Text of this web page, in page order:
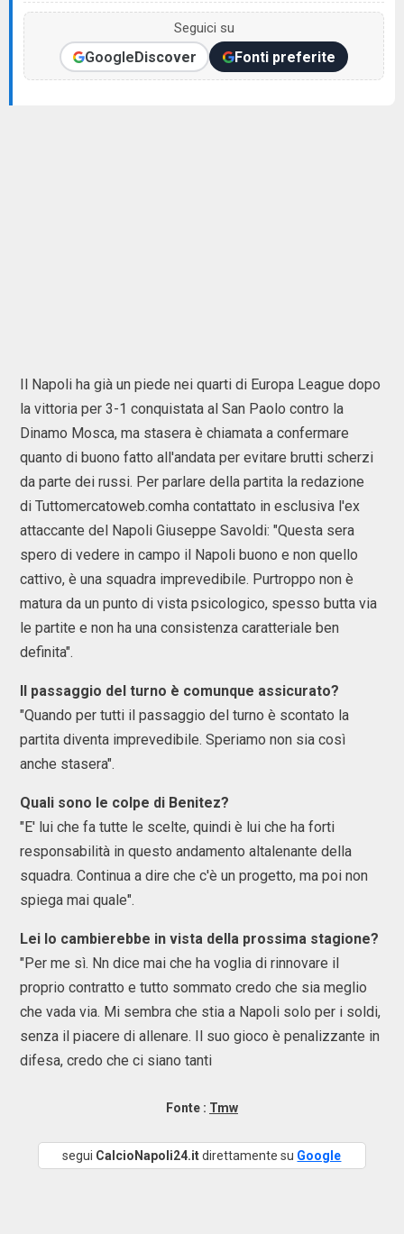
Seguici su
GoogleDiscover Fonti preferite
Il Napoli ha già un piede nei quarti di Europa League dopo
la vittoria per 3-1 conquistata al San Paolo contro la
Dinamo Mosca, ma stasera è chiamata a confermare
quanto di buono fatto all'andata per evitare brutti scherzi
da parte dei russi. Per parlare della partita la redazione
di Tuttomercatoweb.comha contattato in esclusiva l'ex
attaccante del Napoli Giuseppe Savoldi: "Questa sera
spero di vedere in campo il Napoli buono e non quello
cattivo, è una squadra imprevedibile. Purtroppo non è
matura da un punto di vista psicologico, spesso butta via
le partite e non ha una consistenza caratteriale ben
definita".
Il passaggio del turno è comunque assicurato?
"Quando per tutti il passaggio del turno è scontato la
partita diventa imprevedibile. Speriamo non sia così
anche stasera".
Quali sono le colpe di Benitez?
"E' lui che fa tutte le scelte, quindi è lui che ha forti
responsabilità in questo andamento altalenante della
squadra. Continua a dire che c'è un progetto, ma poi non
spiega mai quale".
Lei lo cambierebbe in vista della prossima stagione?
"Per me sì. Nn dice mai che ha voglia di rinnovare il
proprio contratto e tutto sommato credo che sia meglio
che vada via. Mi sembra che stia a Napoli solo per i soldi,
senza il piacere di allenare. Il suo gioco è penalizzante in
difesa, credo che ci siano tanti
Fonte : Tmw
segui CalcioNapoli24.itdirettamente su Google